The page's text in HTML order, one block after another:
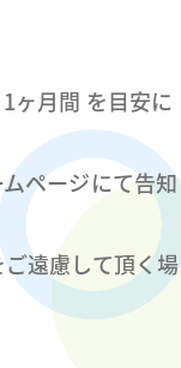
ヶ月間 を目安に
ページにて告知
遠慮して頂く場